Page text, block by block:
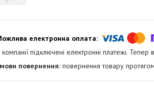
підключені електронні платежі.
повернення товару